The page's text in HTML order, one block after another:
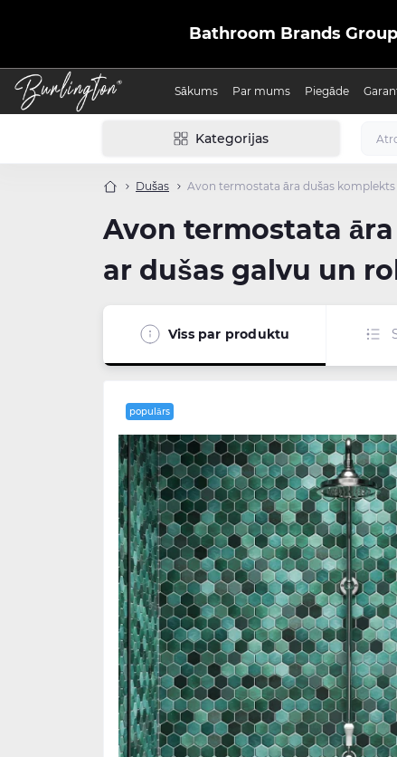
Bathroom Brands
Sākums Par mums Piegāde
Kategorijas
Dušas Avon termostata āra dušas
Avon termostata
ar dušas galvu un
Viss par produktu
populārs